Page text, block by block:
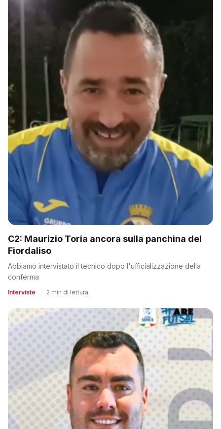
C2: Maurizio Toria ancora sulla panchina del
Fiordaliso
Abbiamo intervistato il tecnico dopo l'ufficializzazione della
conferma
Interviste 2 min di lettura